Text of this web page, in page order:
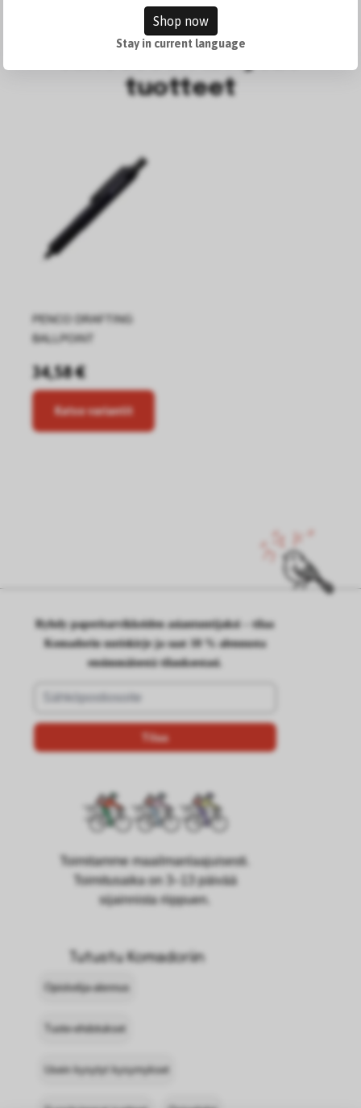
tuotteet
PENCO DRAFTING
BALLPOINT
34,58 €
Katso variantit
Ryhdy paperitarvikkeiden asiantuntijaksi – tilaa
Komadorin uutiskirje ja saat 10 % alennusta
ensimmäisestä tilauksestasi.
Toimitamme maailmanlaajuisesti.
Toimitusaika on 3–13 päivää
sijainnista riippuen.
Tutustu Komadoriin
Opiskelija-alennus
Tuote-ehdotukset
Usein kysytyt kysymykset
Shop now
Stay in current language